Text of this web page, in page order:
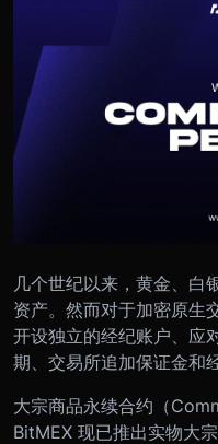
几个世纪以来，黄金、白
资产。然而对于加密原生
开设独立的经纪账户、应
期、交易所追加保证金和
大宗商品永续合约（
BitMEX 现已推出实物大